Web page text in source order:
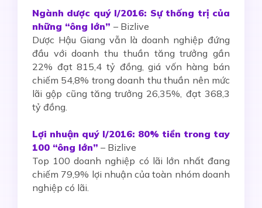
Ngành dược quý I/2016: Sự thống trị của
những “ông lớn” – Bizlive
Dược Hậu Giang vẫn là doanh nghiệp đứng
đầu với doanh thu thuần tăng trưởng gần
22% đạt 815,4 tỷ đồng, giá vốn hàng bán
chiếm 54,8% trong doanh thu thuần nên mức
lãi gộp cũng tăng trưởng 26,35%, đạt 368,3
tỷ đồng.
Lợi nhuận quý I/2016: 80% tiền trong tay
100 “ông lớn” – Bizlive
Top 100 doanh nghiệp có lãi lớn nhất đang
chiếm 79,9% lợi nhuận của toàn nhóm doanh
nghiệp có lãi.